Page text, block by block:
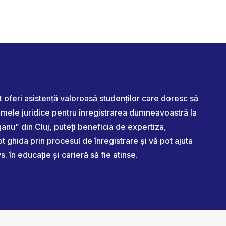
asistență valoroasă studenților care doresc să
juridice pentru înregistrarea dumneavoastră la
din Cluj, puteți beneficia de expertiza,
ghida prin procesul de înregistrare și vă pot ajuta
în educație și carieră să fie atinse.